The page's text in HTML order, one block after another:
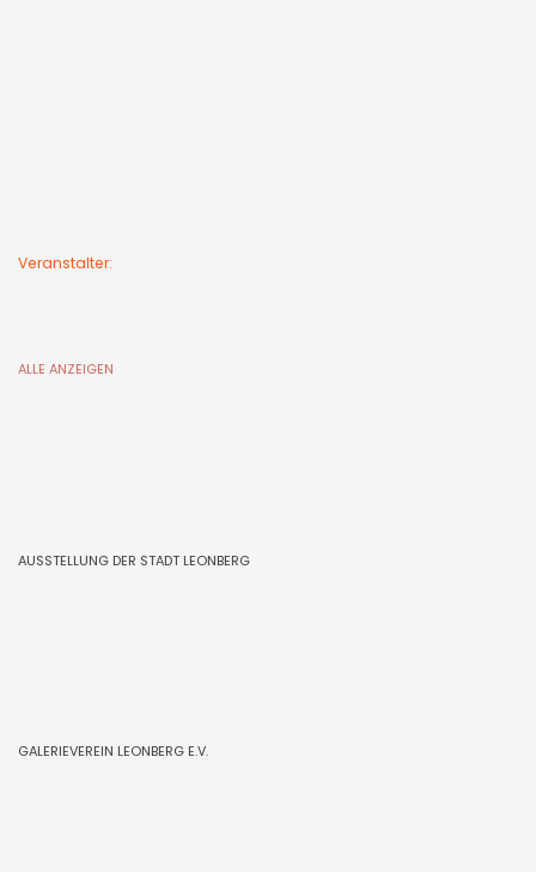
Veranstalter:
ALLE ANZEIGEN
AUSSTELLUNG DER STADT LEONBERG
GALERIEVEREIN LEONBERG E.V.